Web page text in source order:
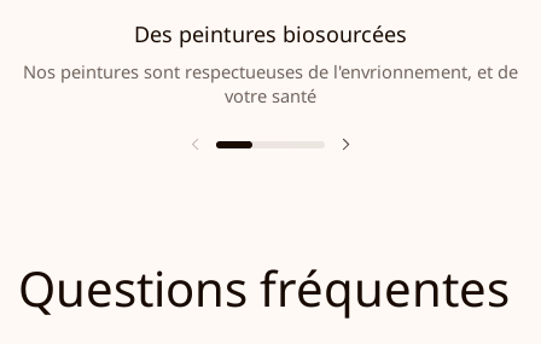
Des peintures biosourcées
Nos peintures sont respectueuses de l'envrionnement, et de
votre santé
Questions fréquentes